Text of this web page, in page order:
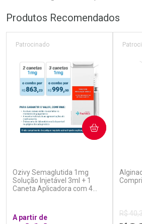
Produtos Recomendados
Ozivy Semaglutida 1mg
Solução Injetável 3ml + 1
Caneta Aplicadora com 4
Patrocinado
A partir de
COMPRAR
R$